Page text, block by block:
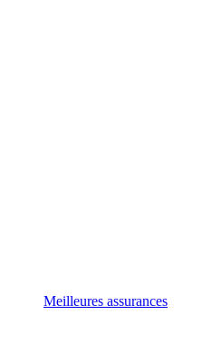
Meilleures assurances